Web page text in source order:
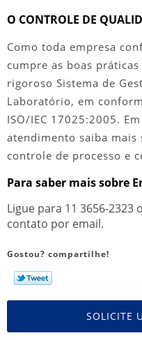
O CONTROLE DE
Como toda empresa
cumpre as boas
rigoroso Sistema de
Laboratório, em
ISO/IEC 17025:2005.
atendimento saiba mais
controle de processo e
Para saber mais sobre
Ligue para 11 3656-2323
contato por email.
Gostou? compartilhe!
SOLICITE